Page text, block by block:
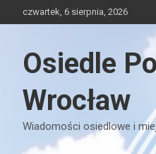
to
czwartek, 6 sierpnia, 2026
Osiedle
Wrocław
Wiadomości osiedlowe i